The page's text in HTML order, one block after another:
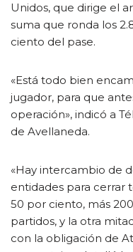
Unidos, que dirige el
suma que ronda los
ciento del pase.
«Está todo bien
jugador, para que
operación», indicó a
de Avellaneda.
«Hay intercambio de
entidades para cerrar
50 por ciento, más
partidos, y la otra
con la obligación de